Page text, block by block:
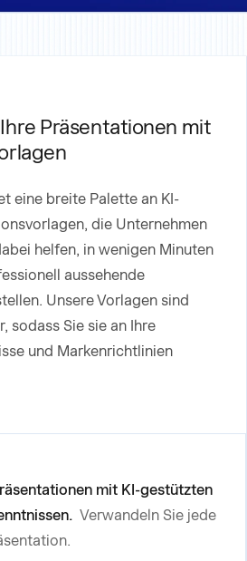
Präsentationen mit
eine breite Palette an KI-
die Unternehmen
helfen, in wenigen Minuten
aussehende
Unsere Vorlagen sind
sodass Sie sie an Ihre
und Markenrichtlinien
mit KI-gestützten
Verwandeln Sie jede